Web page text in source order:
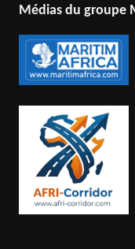
Médias du groupe